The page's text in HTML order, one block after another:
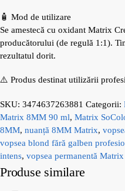
🧴 Mod de utilizare
Se amestecă cu oxidant Matrix
producătorului (de regulă 1:1).
rezultatul dorit.
⚠️ Produs destinat utilizării
SKU: 3474637263881 Categorii:
Matrix 8MM 90 ml, Matrix
8MM, nuanță 8MM Matrix,
vopsea blond fără galben
intens, vopsea permanentă
Produse similare